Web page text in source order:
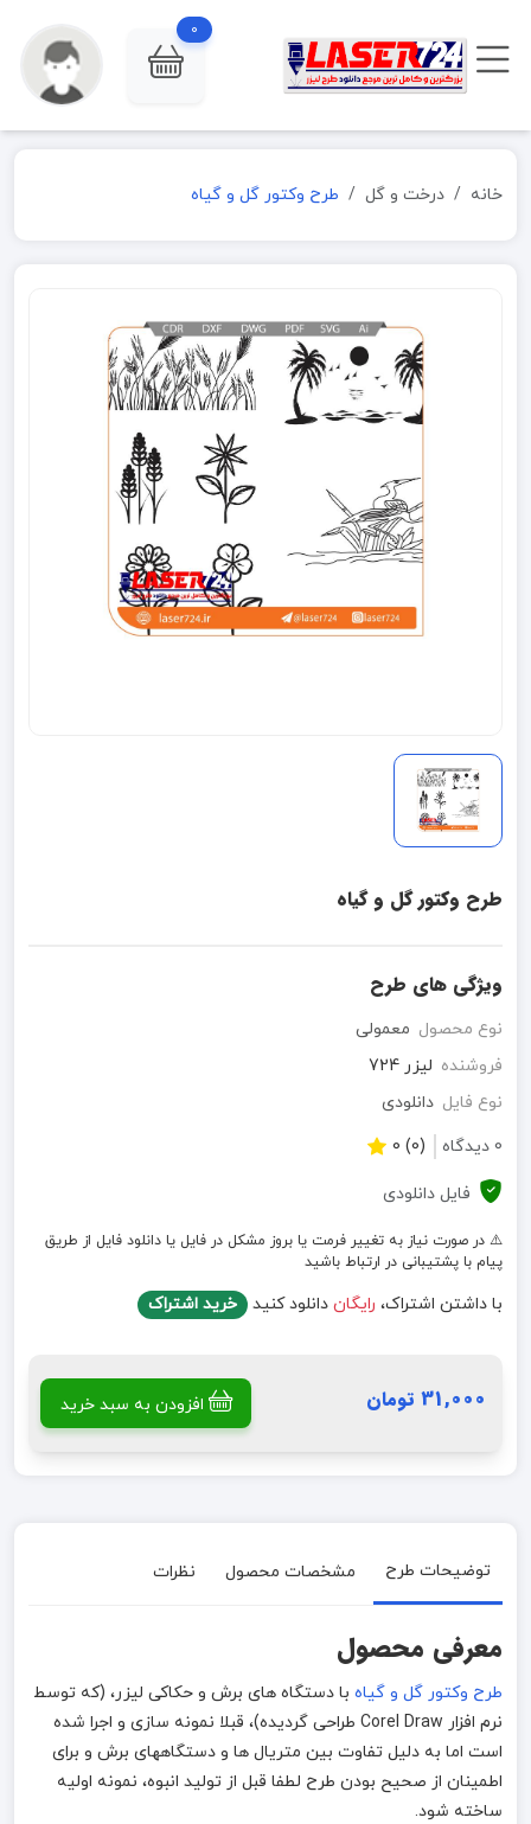
0
خانه درخت و گل طرح وکتور گل و گیاه
طرح وکتور گل و گیاه
ویژگی های طرح
نوع محصول معمولی
فروشنده لیزر 724
نوع فایل دانلودی
0 دیدگاه
(0) 0
فایل دانلودی
⚠️ در صورت نیاز به تغییر فرمت یا بروز مشکل در فایل یا دانلود فایل از طریق
پیام با پشتیبانی در ارتباط باشید
با داشتن اشتراک، رایگان دانلود کنید خرید اشتراک
31,000 تومان افزودن به سبد خرید
توضیحات طرح مشخصات محصول نظرات
معرفی محصول
طرح وکتور گل و گیاه با دستگاه های برش و حکاکی لیزر، (که توسط
نرم افزار Corel Draw طراحی گردیده)، قبلا نمونه سازی و اجرا شده
است اما به دلیل تفاوت بین متریال ها و دستگاههای برش و برای
اطمینان از صحیح بودن طرح لطفا قبل از تولید انبوه، نمونه اولیه
ساخته شود.